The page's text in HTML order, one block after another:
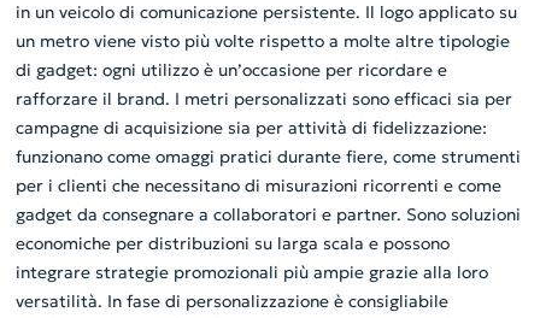
in un veicolo di comunicazione persistente. Il logo applicato su
un metro viene visto più volte rispetto a molte altre tipologie
di gadget: ogni utilizzo è un’occasione per ricordare e
rafforzare il brand. I metri personalizzati sono efficaci sia per
campagne di acquisizione sia per attività di fidelizzazione:
funzionano come omaggi pratici durante fiere, come strumenti
per i clienti che necessitano di misurazioni ricorrenti e come
gadget da consegnare a collaboratori e partner. Sono soluzioni
economiche per distribuzioni su larga scala e possono
integrare strategie promozionali più ampie grazie alla loro
versatilità. In fase di personalizzazione è consigliabile